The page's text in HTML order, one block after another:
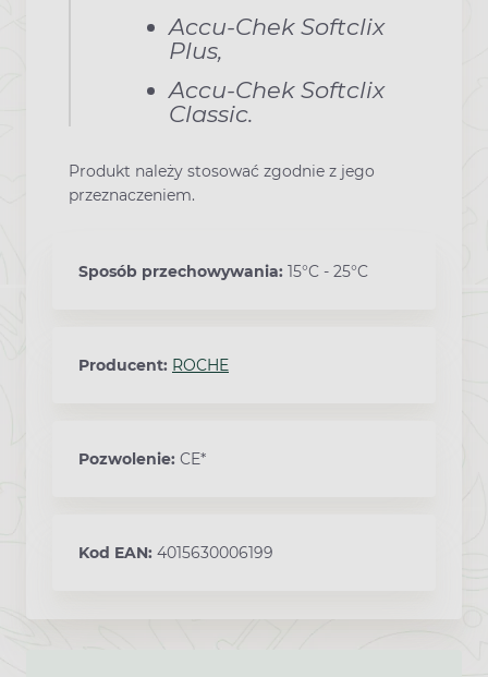
Accu-Chek Softclix
Plus,
Accu-Chek Softclix
Classic.
Produkt należy stosować zgodnie z jego
przeznaczeniem.
Sposób przechowywania: 15°C - 25°C
Producent: ROCHE
Pozwolenie: CE*
Kod EAN: 4015630006199